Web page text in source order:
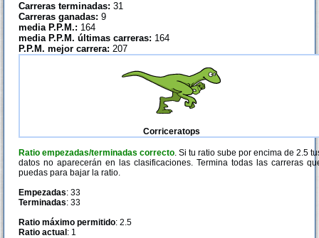
Carreras terminadas: 31
Carreras ganadas: 9
media P.P.M.: 164
media P.P.M. últimas carreras: 164
P.P.M. mejor carrera: 207
Corriceratops
Ratio empezadas/terminadas correcto. Si tu ratio sube por encima de 2.5
datos no aparecerán en las clasificaciones. Termina todas las carreras
puedas para bajar la ratio.
Empezadas: 33
Terminadas: 33
Ratio máximo permitido: 2.5
Ratio actual : 1